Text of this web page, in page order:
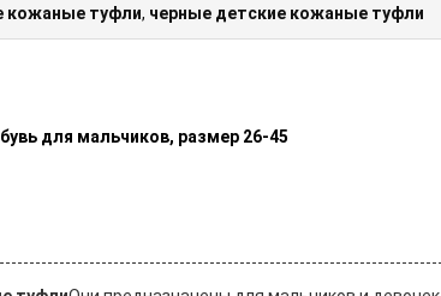
кожаные туфли, черные детские кожаные туфли
для мальчиков, размер 26-45